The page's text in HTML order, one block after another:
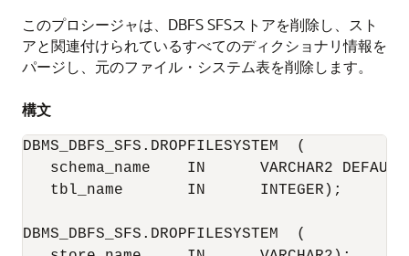
このプロシージャは、DBFS SFSストアを削除し、スト
アと関連付けられているすべてのディクショナリ情報を
パージし、元のファイル・システム表を削除します。
構文
DBMS_DBFS_SFS.DROPFILESYSTEM  (
schema_name    IN      VARCHAR2
   tbl_name       IN      INTEGER);
DBMS_DBFS_SFS.DROPFILESYSTEM  (